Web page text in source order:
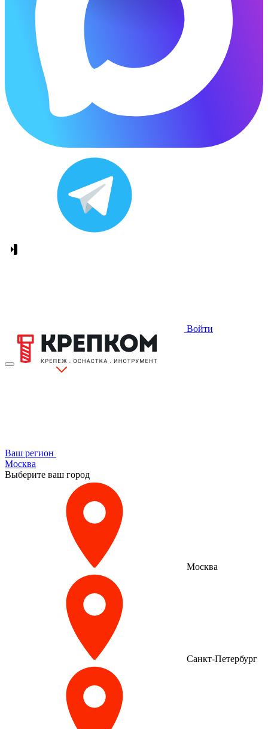
Войти
Ваш регион
Москва
Выберите ваш город
Москва
Санкт-Петербург